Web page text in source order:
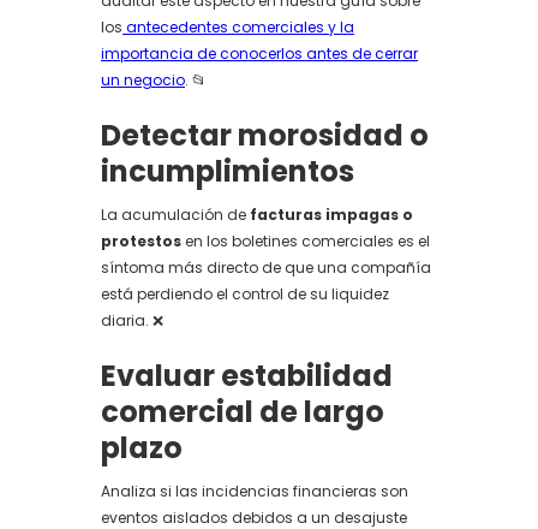
los antecedentes comerciales y la
importancia de conocerlos antes de cerrar
un negocio. 📂
Detectar morosidad o
incumplimientos
La acumulación de facturas impagas o
protestosen los boletines comerciales es el
síntoma más directo de que una compañía
está perdiendo el control de su liquidez
diaria. ❌
Evaluar estabilidad
comercial de largo
plazo
Analiza si las incidencias financieras son
eventos aislados debidos a un desajuste